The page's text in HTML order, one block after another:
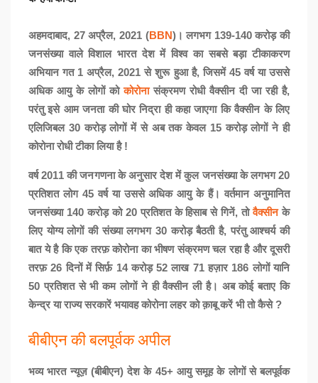
अहमदाबाद, 27 अप्रैल, 2021 (BBN)। लगभग 139-140 करोड़ की
जनसंख्या वाले विशाल भारत देश में विश्व का सबसे बड़ा टीकाकरण
अभियान गत 1 अप्रैल, 2021 से शुरू हुआ है, जिसमें 45 वर्ष या उससे
अधिक आयु के लोगों कोकोरोनासंक्रमण रोधी वैक्सीन दी जा रही है,
परंतु इसे आम जनता की घोर निद्रा ही कहा जाएगा कि वैक्सीन के लिए
एलिजिबल 30 करोड़ लोगों में से अब तक केवल 15 करोड़ लोगों ने ही
कोरोना रोधी टीका लिया है !
वर्ष 2011 की जनगणना के अनुसार देश में कुल जनसंख्या के लगभग 20
प्रतिशत लोग 45 वर्ष या उससे अधिक आयु के हैं। वर्तमान अनुमानित
जनसंख्या 140 करोड़ को 20 प्रतिशत के हिसाब से गिनें, तोवैक्सीनके
लिए योग्य लोगों की संख्या लगभग 30 करोड़ बैठती है, परंतु आश्चर्य की
बात ये है कि एक तरफ़ कोरोना का भीषण संक्रमण चल रहा है और दूसरी
तरफ़ 26 दिनों में सिर्फ़ 14 करोड़ 52 लाख 71 हज़ार 186 लोगों यानि
50 प्रतिशत से भी कम लोगों ने ही वैक्सीन ली है। अब कोई बताए कि
केन्द्र या राज्य सरकारें भयावह कोरोना लहर को क़ाबू करें भी तो कैसे ?
बीबीएन की बलपूर्वक अपील
भव्य भारत न्यूज़ (बीबीएन) देश के 45+ आयु समूह के लोगों से बलपूर्वक